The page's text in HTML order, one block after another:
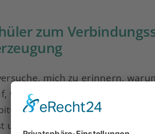
zum
mich zu erinnern,
wie schwer die Frage nach
entschied, in Hannover ein
umzuziehen, hatte ich keine